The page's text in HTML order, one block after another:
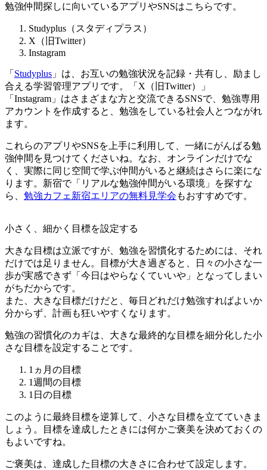
勉強仲間探しに向いているアプリやSNSはこちらです。
Studyplus（スタディプラス）
X（旧Twitter）
Instagram
「 Studyplus 」は、お互いの勉強状況を記録・共有し、励まし
合える学習管理アプリです。「X（旧Twitter）」
「Instagram」はさまざまな方と交流できるSNSで、勉強専用
アカウントを作成すると、勉強をしている社会人とつながれ
ます。
これらのアプリやSNSを上手に利用して、一緒にがんばる勉
強仲間を見つけてくださいね。なお、オンラインだけでな
く、実際に同じ空間で学ぶ仲間がいると継続はさらに楽にな
ります。新宿で「リアルな勉強仲間がいる環境」を探すな
ら、 勉強カフェ新宿エリアの無料見学会 もおすすめです。
小さく、細かく目標を設定する
大きな目標は立派ですが、勉強を習慣化するためには、それ
だけでは足りません。目標が大き過ぎると、日々の小さな一
歩が実感できず「今日はやらなくていいや」となってしまい
がちだからです。
また、大きな目標だけだと、毎日どれだけ勉強すればよいか
分からず、計画も狂いやすくなります。
勉強の習慣化のカギは、大きな最終的な目標を細分化した小
さな目標を設定することです。
1ヵ月の目標
1週間の目標
1日の目標
このように最終目標を逆算して、小さな目標を立てていきま
しょう。目標を達成したときには何かご褒美を決めておくの
もよいですね。
ご褒美は、達成した目標の大きさに合わせて設定します。